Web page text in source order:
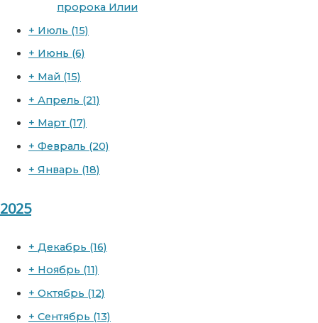
пророка Илии
+ Июль (15)
+ Июнь (6)
+ Май (15)
+ Апрель (21)
+ Март (17)
+ Февраль (20)
+ Январь (18)
2025
+ Декабрь (16)
+ Ноябрь (11)
+ Октябрь (12)
+ Сентябрь (13)